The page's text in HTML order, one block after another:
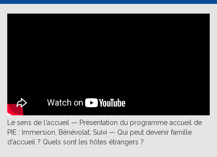
Le sens de l'accueil — Présentation du programme accueil de
PIE : Immersion, Bénévolat, Suivi — Qui peut devenir famille
d'accueil ? Quels sont les hôtes étrangers ?